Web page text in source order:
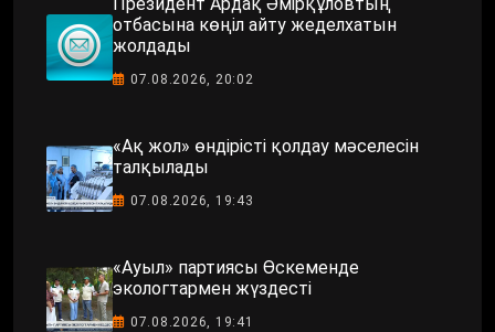
отбасына көңіл айту жеделхатын
жолдады
07.08.2026, 20:02
«Ақ жол» өндірісті қолдау мәселесін
талқылады
07.08.2026, 19:43
«Ауыл» партиясы Өскеменде
экологтармен жүздесті
07.08.2026, 19:41